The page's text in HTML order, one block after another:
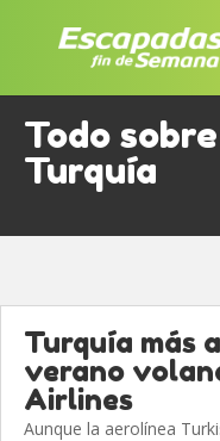
Todo
Turquía
Turquía más
verano
Airlines
Aunque la aerolínea